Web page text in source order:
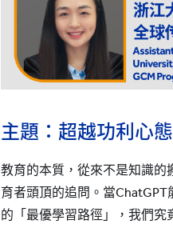
主題： 超越功利心
教育的本質，從來不是知識
育者頭頂的追問。當
的「最優學習路徑」，我們究